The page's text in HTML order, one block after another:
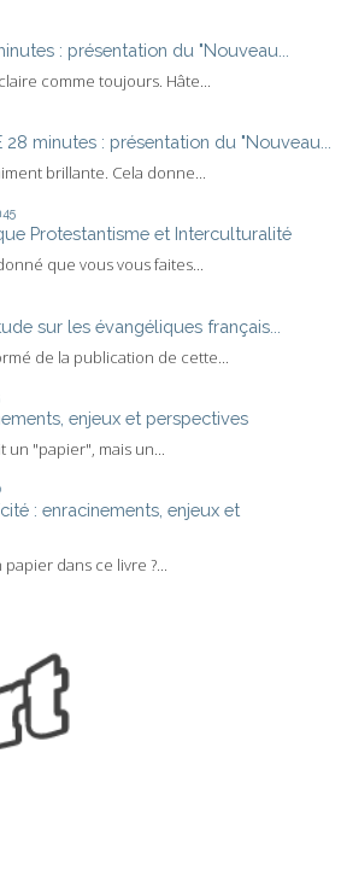
: présentation du "Nouveau...
comme toujours. Hâte...
28 minutes : présentation du "Nouveau...
brillante. Cela donne...
Protestantisme et Interculturalité
que vous vous faites...
sur les évangéliques français...
de la publication de cette...
enjeux et perspectives
un "papier", mais un...
: enracinements, enjeux et
dans ce livre ?...